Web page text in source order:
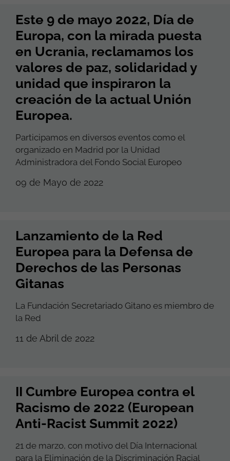
Este 9 de mayo 2022, Día de
Europa, con la mirada puesta
en Ucrania, reclamamos los
valores de paz, solidaridad y
unidad que inspiraron la
creación de la actual Unión
Europea.
Participamos en diversos eventos como el
organizado en Madrid por la Unidad
Administradora del Fondo Social Europeo
09 de Mayo de 2022
Lanzamiento de la Red
Europea para la Defensa de
Derechos de las Personas
Gitanas
La Fundación Secretariado Gitano es miembro de
la Red
11 de Abril de 2022
II Cumbre Europea contra el
Racismo de 2022 (European
Anti-Racist Summit 2022)
21 de marzo, con motivo del Día Internacional
para la Eliminación de la Discriminación Racial